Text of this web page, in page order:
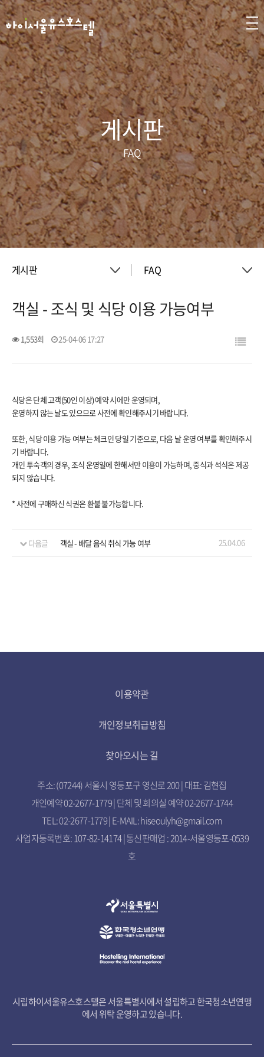
게시판
FAQ
게시판
About
객실
서울여행
게시판
FAQ
공지사항
서울가이드신청
객실 - 조식 및 식당 이용 가능여부
1,553회 25-04-06 17:27
식당은 단체 고객(50인 이상) 예약 시에만 운영되며,
운영하지 않는 날도 있으므로 사전에 확인해주시기 바랍니다.
또한, 식당 이용 가능 여부는 체크인 당일 기준으로, 다음 날 운영 여부를 확인해주시
기 바랍니다.
개인 투숙객의 경우, 조식 운영일에 한해서만 이용이 가능하며, 중식과 석식은 제공
되지 않습니다.
* 사전에 구매하신 식권은 환불 불가능합니다.
다음글 객실 - 배달 음식 취식 가능 여부 25.04.06
이용약관
개인정보취급방침
찾아오시는 길
주소: (07244) 서울시 영등포구 영신로 200 | 대표: 김현집
개인예약 02-2677-1779 | 단체 및 회의실 예약 02-2677-1744
TEL: 02-2677-1779 | E-MAIL: hiseoulyh@gmail.com
사업자등록번호: 107-82-14174 | 통신판매업 : 2014-서울영등포-0539
호
시립하이서울유스호스텔은 서울특별시에서 설립하고 한국청소년연맹
에서 위탁 운영하고 있습니다.